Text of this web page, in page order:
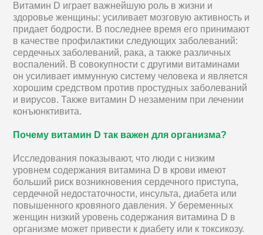
Витамин D играет важнейшую роль в жизни и
здоровье женщины: усиливает мозговую активность и
придает бодрости. В последнее время его принимают
в качестве профилактики следующих заболеваний:
сердечных заболеваний, рака, а также различных
воспалений. В совокупности с другими витаминами
он усиливает иммунную систему человека и является
хорошим средством против простудных заболеваний
и вирусов. Также витамин D незаменим при лечении
конъюнктивита.
Почему витамин D так важен для организма?
Исследования показывают, что люди с низким
уровнем содержания витамина D в крови имеют
больший риск возникновения сердечного приступа,
сердечной недостаточности, инсульта, диабета или
повышенного кровяного давления. У беременных
женщин низкий уровень содержания витамина D в
организме может привести к диабету или к токсикозу.